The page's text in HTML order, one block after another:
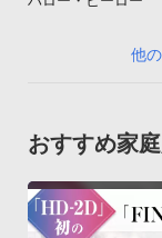
他
おすすめ家